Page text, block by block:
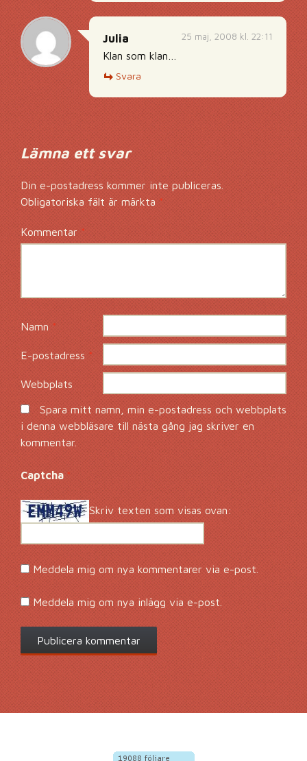
25 maj, 2008 kl. 22:11
Julia
Klan som klan…
Svara
Lämna ett svar
Din e-postadress kommer inte publiceras.
Obligatoriska fält är märkta*
Kommentar*
Namn*
E-postadress*
Webbplats
Spara mitt namn, min e-postadress och webbplats
i denna webbläsare till nästa gång jag skriver en
kommentar.
Captcha*
Skriv texten som visas ovan:
Meddela mig om nya kommentarer via e-post.
Meddela mig om nya inlägg via e-post.